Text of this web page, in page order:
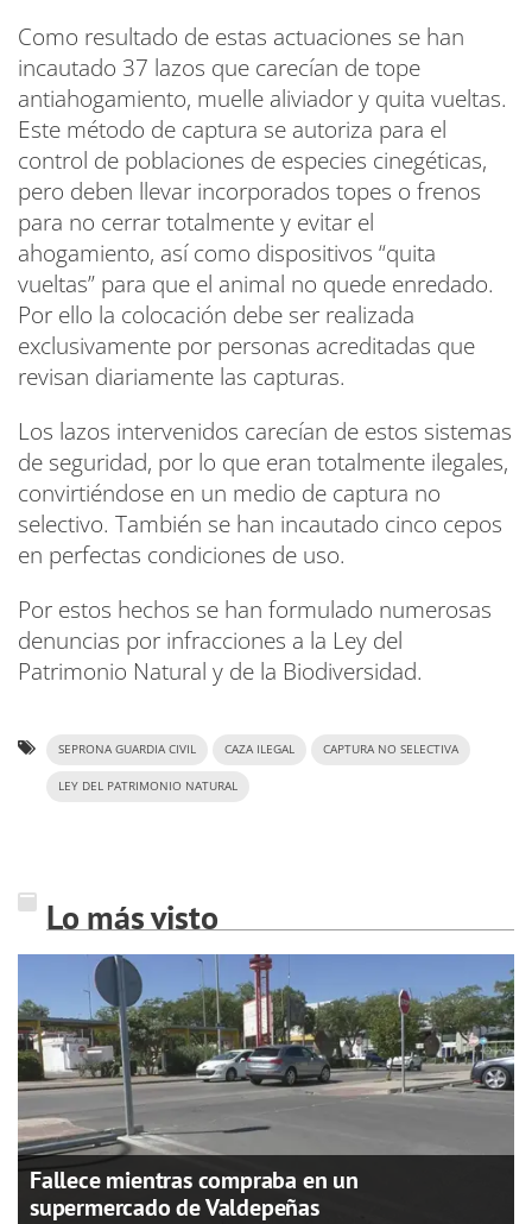
Como resultado de estas actuaciones se han
incautado 37 lazos que carecían de tope
antiahogamiento, muelle aliviador y quita vueltas.
Este método de captura se autoriza para el
control de poblaciones de especies cinegéticas,
pero deben llevar incorporados topes o frenos
para no cerrar totalmente y evitar el
ahogamiento, así como dispositivos “quita
vueltas” para que el animal no quede enredado.
Por ello la colocación debe ser realizada
exclusivamente por personas acreditadas que
revisan diariamente las capturas.
Los lazos intervenidos carecían de estos sistemas
de seguridad, por lo que eran totalmente ilegales,
convirtiéndose en un medio de captura no
selectivo. También se han incautado cinco cepos
en perfectas condiciones de uso.
Por estos hechos se han formulado numerosas
denuncias por infracciones a la Ley del
Patrimonio Natural y de la Biodiversidad.
SEPRONA GUARDIA CIVIL CAZA ILEGAL CAPTURA NO SELECTIVA
LEY DEL PATRIMONIO NATURAL
Lo más visto
Fallece mientras compraba en un
supermercado de Valdepeñas